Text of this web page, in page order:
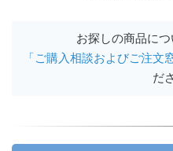
お探しの商品につ
「ご購入相談およびご注文
だ